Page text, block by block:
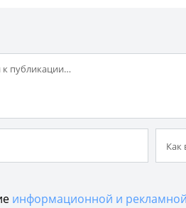
информационной и